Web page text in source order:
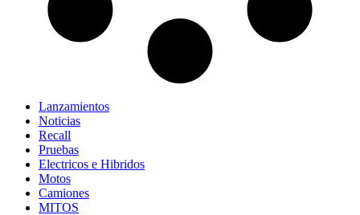
Lanzamientos
Noticias
Recall
Pruebas
Electricos e Hibridos
Motos
Camiones
MITOS